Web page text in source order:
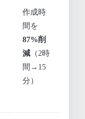
作成時
間を
87%削
減（2時
間→15
分）